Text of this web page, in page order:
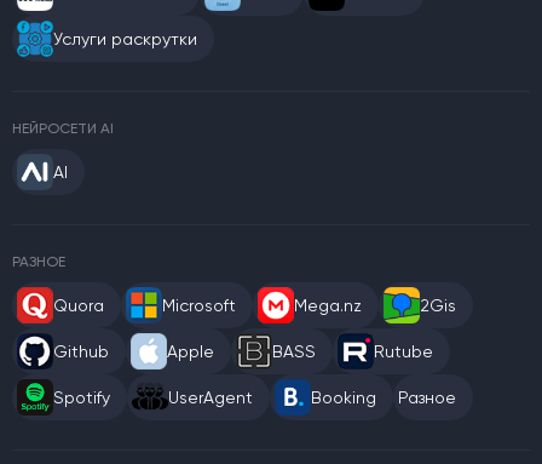
Услуги раскрутки
НЕЙРОСЕТИ AI
AI
РАЗНОЕ
Quora Microsoft Mega.nz 2Gis
Github Apple BASS Rutube
Spotify UserAgent Booking Разное